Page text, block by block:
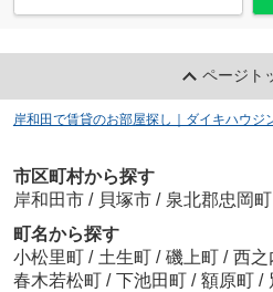
ページト
岸和田で賃貸のお部屋探し｜ダイキハウジ
市区町村から探す
岸和田市 / 貝塚市 / 泉北郡忠岡町
町名から探す
小松里町 / 土生町 / 磯上町 / 西之
春木若松町 / 下池田町 / 額原町 /